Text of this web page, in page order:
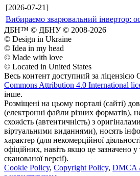
[2026-07-21]
Вибираємо зварювальний інвертор:
ДБН™ © ДБНУ © 2008-2026
© Design in Ukraine
© Idea in my head
© Made with love
© Located in United States
Весь контент доступний за
Commons Attribution 4.0 International
інше.
Розміщені на цьому порталі (сайті)
(електронні файли різних форматів),
схожість (автентичність) з
віртуальними виданнями), носять
характер (для некомерційної
офіційних, навіть якщо це зазначено у
сканованої версії).
Cookie Policy, Copyright Policy, DMCA